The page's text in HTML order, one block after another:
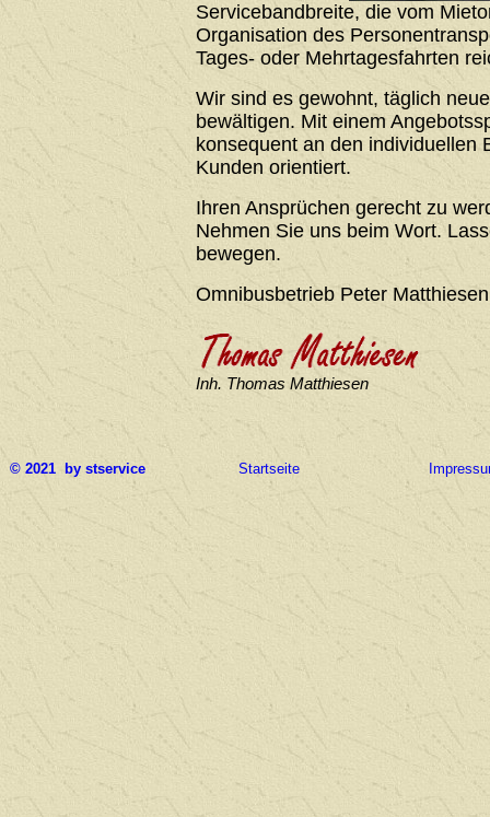
Servicebandbreite, die vom
Organisation des
Tages- oder Mehrtagesfahrten
Wir sind es gewohnt, täglich
bewältigen. Mit einem
konsequent an den individuellen
Kunden orientiert.
Ihren Ansprüchen gerecht zu
Nehmen Sie uns beim Wort.
bewegen.
Omnibusbetrieb Peter Matthiesen
Inh. Thomas Matthiesen
© 2021 by stservice Startseite